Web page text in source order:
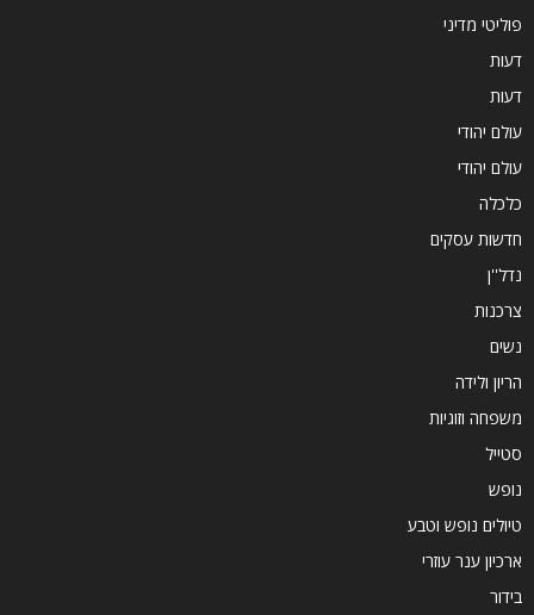
פוליטי מדיני
דעות
דעות
עולם יהודי
עולם יהודי
כלכלה
חדשות עסקים
נדל''ן
צרכנות
נשים
הריון ולידה
משפחה וזוגיות
סטייל
נופש
טיולים נופש וטבע
ארכיון ענר עוזרי
בידור